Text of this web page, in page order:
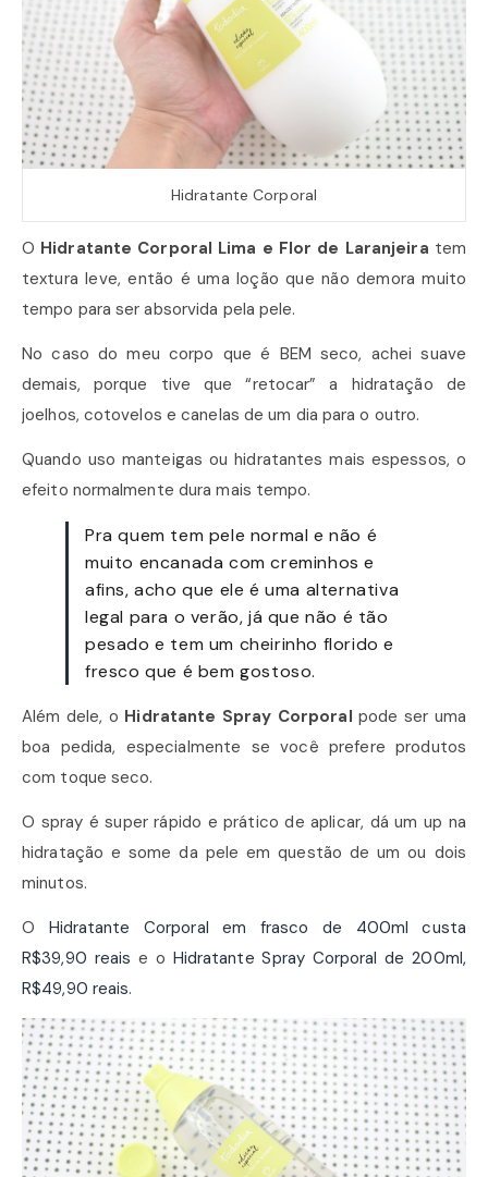
Hidratante Corporal
O Hidratante Corporal Lima e Flor de Laranjeira tem
textura leve, então é uma loção que não demora muito
tempo para ser absorvida pela pele.
No caso do meu corpo que é BEM seco, achei suave
demais, porque tive que “retocar” a hidratação de
joelhos, cotovelos e canelas de um dia para o outro.
Quando uso manteigas ou hidratantes mais espessos, o
efeito normalmente dura mais tempo.
Pra quem tem pele normal e não é
muito encanada com creminhos e
afins, acho que ele é uma alternativa
legal para o verão, já que não é tão
pesado e tem um cheirinho florido e
fresco que é bem gostoso.
Além dele, o Hidratante Spray Corporal pode ser uma
boa pedida, especialmente se você prefere produtos
com toque seco.
O spray é super rápido e prático de aplicar, dá um up na
hidratação e some da pele em questão de um ou dois
minutos.
O Hidratante Corporal em frasco de 400ml custa
R$39,90 reais e o Hidratante Spray Corporal de 200ml,
R$49,90 reais.